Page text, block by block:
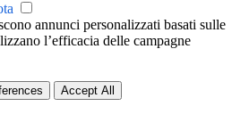
annunci personalizzati basati sulle
l’efficacia delle campagne
Accept All